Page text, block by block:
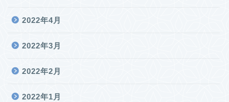
2022年4月
2022年3月
2022年2月
2022年1月